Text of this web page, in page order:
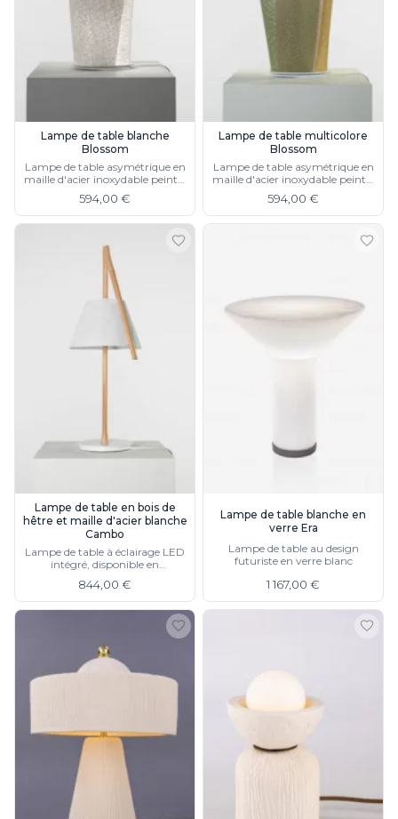
Lampe de table blanche
Blossom
Lampe de table asymétrique en
maille d'acier inoxydable peinte,
multicolore
594,00 €
Lampe de table multicolore
Blossom
Lampe de table asymétrique en
maille d'acier inoxydable peinte,
594,00 €
Lampe de table en bois de
hêtre et maille d'acier blanche
Cambo
Lampe de table à éclairage LED
intégré, disponible en
844,00 €
Lampe de table blanche en
verre Era
Lampe de table au design
futuriste en verre blanc
1 167,00 €